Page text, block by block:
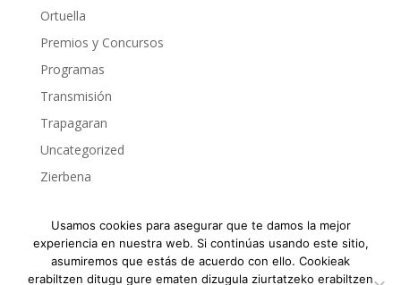
Ortuella
Premios y Concursos
Programas
Transmisión
Trapagaran
Uncategorized
Zierbena
MERKATARITZA BULEGO TEKNIKOA | OFICINA
Usamos cookies para asegurar que te damos la mejor
experiencia en nuestra web. Si continúas usando este sitio,
asumiremos que estás de acuerdo con ello. Cookieak
erabiltzen ditugu gure ematen dizugula ziurtatzeko erabiltzen